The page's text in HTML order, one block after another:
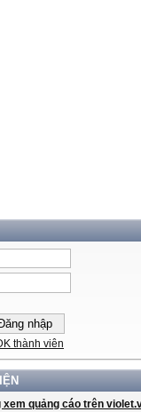
thành viên
quảng cáo trên